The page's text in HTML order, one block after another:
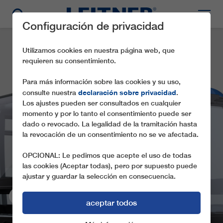
Configuración de privacidad
Utilizamos cookies en nuestra página web, que
requieren su consentimiento.
Para más información sobre las cookies y su uso,
consulte nuestra declaración sobre privacidad.
Los ajustes pueden ser consultados en cualquier
momento y por lo tanto el consentimiento puede ser
dado o revocado. La legalidad de la tramitación hasta
la revocación de un consentimiento no se ve afectada.
OPCIONAL: Le pedimos que acepte el uso de todas
las cookies (Aceptar todas), pero por supuesto puede
ajustar y guardar la selección en consecuencia.
aceptar todos